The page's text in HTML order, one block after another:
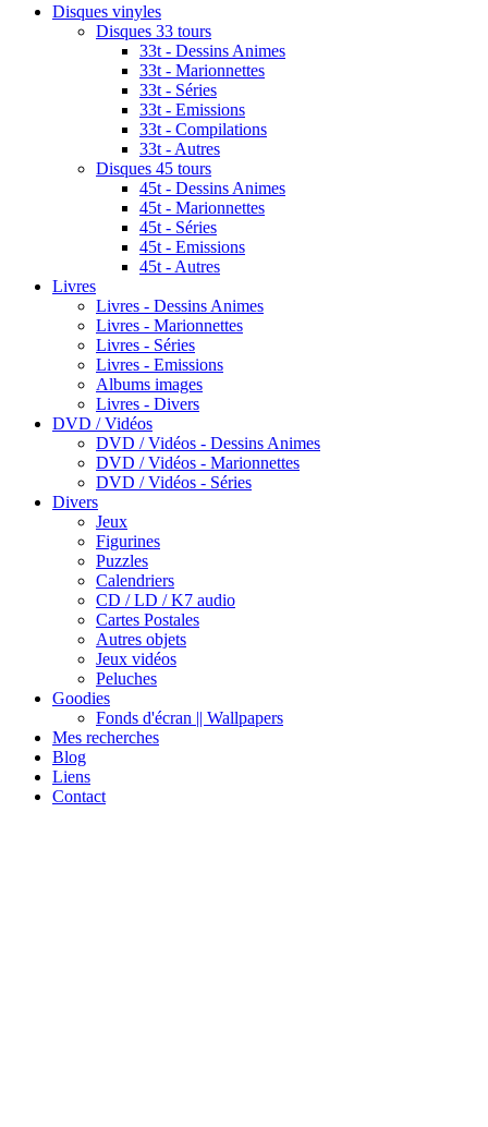
Disques vinyles
Disques 33 tours
33t - Dessins Animes
33t - Marionnettes
33t - Séries
33t - Emissions
33t - Compilations
33t - Autres
Disques 45 tours
45t - Dessins Animes
45t - Marionnettes
45t - Séries
45t - Emissions
45t - Autres
Livres
Livres - Dessins Animes
Livres - Marionnettes
Livres - Séries
Livres - Emissions
Albums images
Livres - Divers
DVD / Vidéos
DVD / Vidéos - Dessins Animes
DVD / Vidéos - Marionnettes
DVD / Vidéos - Séries
Divers
Jeux
Figurines
Puzzles
Calendriers
CD / LD / K7 audio
Cartes Postales
Autres objets
Jeux vidéos
Peluches
Goodies
Fonds d'écran || Wallpapers
Mes recherches
Blog
Liens
Contact